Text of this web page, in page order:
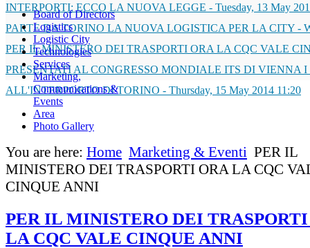
INTERPORTI: ECCO LA NUOVA LEGGE - Tuesday, 13 May
PARTE DA TORINO LA NUOVA LOGISTICA PER LA CITY -
PER IL MINISTERO DEI TRASPORTI ORA LA CQC VALE
PRESENTATI AL CONGRESSO MONDIALE ITS DI VIENNA
ALL'INTERPORTO DI TORINO - Thursday, 15 May 2014 11:20
Board of Directors
Logistics
Logistic City
Technologies
Services
Marketing,
Communications &
Events
Area
Photo Gallery
You are here: Home Marketing & Eventi PER IL
MINISTERO DEI TRASPORTI ORA LA CQC
CINQUE ANNI
PER IL MINISTERO DEI
LA CQC VALE CINQUE ANNI